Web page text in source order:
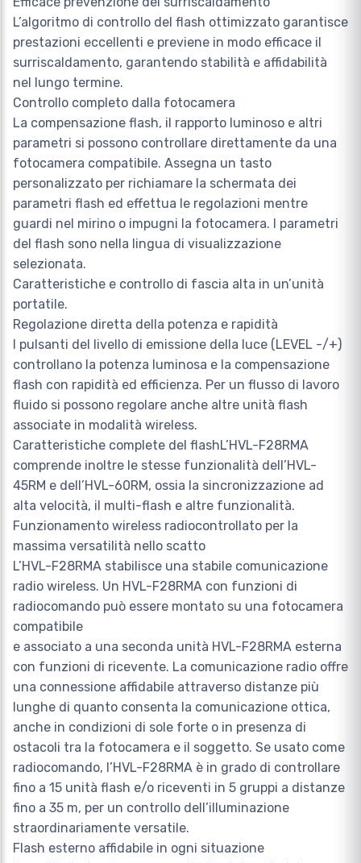
L’algoritmo di controllo del flash ottimizzato garantisce
prestazioni eccellenti e previene in modo efficace il
surriscaldamento, garantendo stabilità e affidabilità
nel lungo termine.
Controllo completo dalla fotocamera
La compensazione flash, il rapporto luminoso e altri
parametri si possono controllare direttamente da una
fotocamera compatibile. Assegna un tasto
personalizzato per richiamare la schermata dei
parametri flash ed effettua le regolazioni mentre
guardi nel mirino o impugni la fotocamera. I parametri
del flash sono nella lingua di visualizzazione
selezionata.
Caratteristiche e controllo di fascia alta in un’unità
portatile.
Regolazione diretta della potenza e rapidità
I pulsanti del livello di emissione della luce (LEVEL -/+)
controllano la potenza luminosa e la compensazione
flash con rapidità ed efficienza. Per un flusso di lavoro
fluido si possono regolare anche altre unità flash
associate in modalità wireless.
Caratteristiche complete del flashL’HVL-F28RMA
comprende inoltre le stesse funzionalità dell’HVL-
45RM e dell’HVL-60RM, ossia la sincronizzazione ad
alta velocità, il multi-flash e altre funzionalità.
Funzionamento wireless radiocontrollato per la
massima versatilità nello scatto
L’HVL-F28RMA stabilisce una stabile comunicazione
radio wireless. Un HVL-F28RMA con funzioni di
radiocomando può essere montato su una fotocamera
compatibile
e associato a una seconda unità HVL-F28RMA esterna
con funzioni di ricevente. La comunicazione radio offre
una connessione affidabile attraverso distanze più
lunghe di quanto consenta la comunicazione ottica,
anche in condizioni di sole forte o in presenza di
ostacoli tra la fotocamera e il soggetto. Se usato come
radiocomando, l’HVL-F28RMA è in grado di controllare
fino a 15 unità flash e/o riceventi in 5 gruppi a distanze
fino a 35 m, per un controllo dell’illuminazione
straordinariamente versatile.
Flash esterno affidabile in ogni situazione